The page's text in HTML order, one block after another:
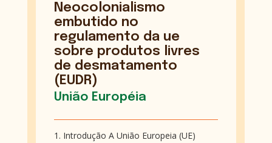
Neocolonialismo
embutido no
regulamento da ue
sobre produtos livres
de desmatamento
(EUDR)
União Européia
1. Introdução A União Europeia (UE)